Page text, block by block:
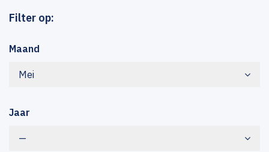
Filter op:
Maand
Mei
Jaar
—